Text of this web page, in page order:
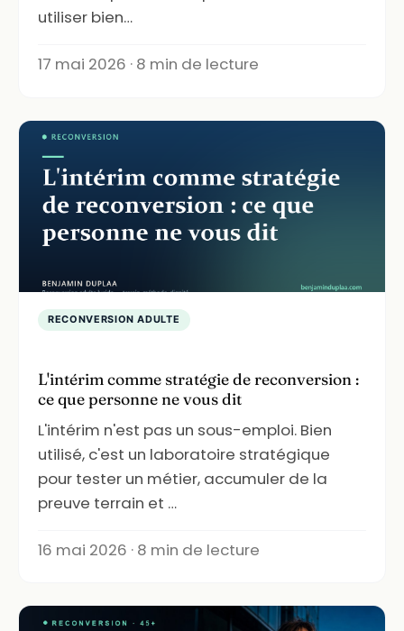
utiliser bien…
17 mai 2026 · 8 min de lecture
RECONVERSION ADULTE
L'intérim comme stratégie de reconversion :
ce que personne ne vous dit
L'intérim n'est pas un sous-emploi. Bien
utilisé, c'est un laboratoire stratégique
pour tester un métier, accumuler de la
preuve terrain et …
16 mai 2026 · 8 min de lecture